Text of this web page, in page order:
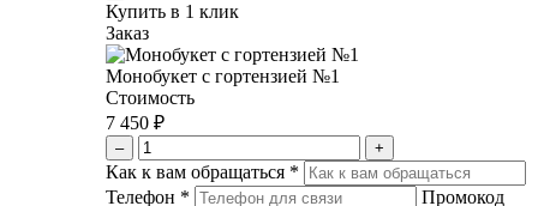
Купить в 1 клик
Заказ
Монобукет с гортензией №1
Стоимость
7 450 ₽
– +
Как к вам обращаться *
Телефон * Промокод